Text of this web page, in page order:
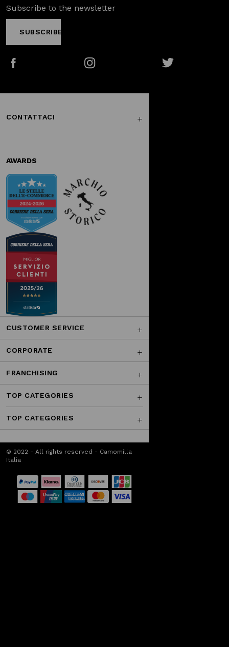
Subscribe to the newsletter
SUBSCRIBE
CONTATTACI
AWARDS
CUSTOMER SERVICE
CORPORATE
FRANCHISING
TOP CATEGORIES
TOP CATEGORIES
© 2022 - All rights reserved - Camomilla
Italia